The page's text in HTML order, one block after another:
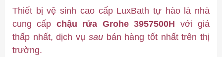
Thiết bị vệ sinh cao cấp LuxBath tự hào là nhà
cung cấp chậu rửa Grohe 3957500H với giá
thấp nhất, dịch vụ sau bán hàng tốt nhất trên thị
trường.